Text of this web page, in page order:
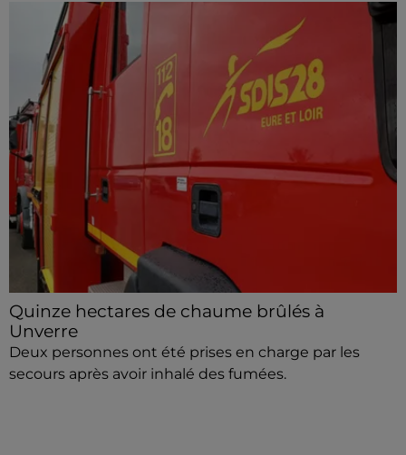
Quinze hectares de chaume brûlés à
Unverre
Deux personnes ont été prises en charge par les
secours après avoir inhalé des fumées.